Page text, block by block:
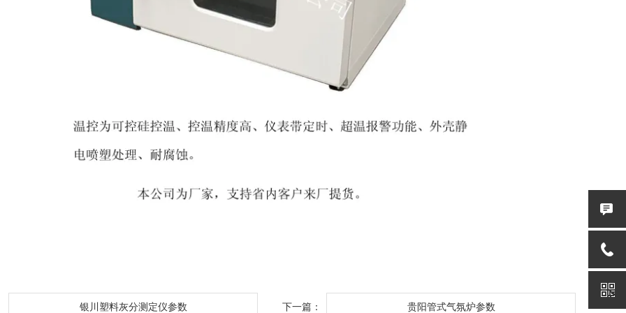
银川塑料灰分测定仪参数 下一篇： 贵阳管式气氛炉参数